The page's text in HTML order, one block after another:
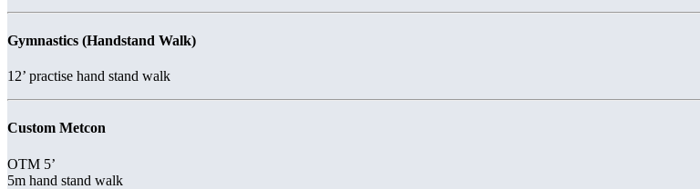
Gymnastics (Handstand Walk)
12’ practise hand stand walk
Custom Metcon
OTM 5’
5m hand stand walk